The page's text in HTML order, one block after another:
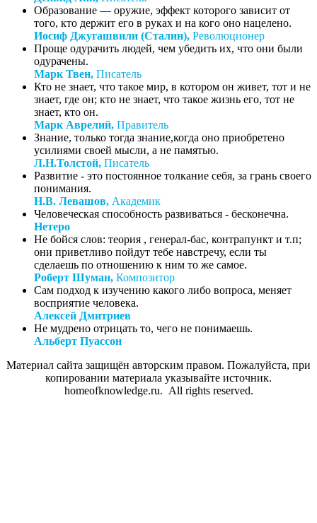
Образование — оружие, эффект которого зависит от
того, кто держит его в руках и на кого оно нацелено.
Иосиф Джугашвили (Сталин), Революционер
Проще одурачить людей, чем убедить их, что они были
одурачены.
Марк Твен, Писатель
Кто не знает, что такое мир, в котором он живет, тот и не
знает, где он; кто не знает, что такое жизнь его, тот не
знает, кто он.
Марк Аврелий, Правитель
Знание, только тогда знание,когда оно приобретено
усилиями своей мысли, а не памятью.
Л.Н.Толстой, Писатель
Развитие - это постоянное толкание себя, за грань своего
понимания.
Н.В. Левашов, Академик
Человеческая способность развиваться - бесконечна.
Нетеро
Не бойся слов: теория , генерал-бас, контрапункт и т.п;
они приветливо пойдут тебе навстречу, если ты
сделаешь по отношению к ним то же самое.
Роберт Шуман, Композитор
Сам подход к изучению какого либо вопроса, меняет
восприятие человека.
Алексей Дмитриев
Не мудрено отрицать то, чего не понимаешь.
Альберт Пуассон
Материал сайта защищён авторским правом. Пожалуйста, при
копировании материала указывайте источник.
homeofknowledge.ru. All rights reserved.